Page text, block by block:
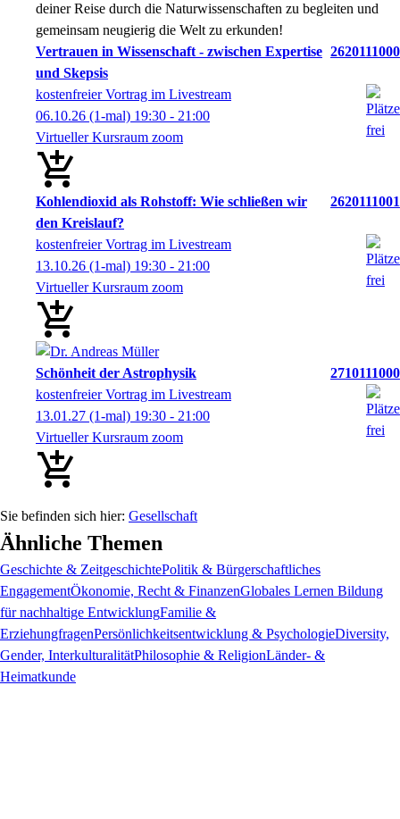
deiner Reise durch die Naturwissenschaften zu begleiten und
gemeinsam neugierig die Welt zu erkunden!
Vertrauen in Wissenschaft - zwischen Expertise
und Skepsis
2620111000
kostenfreier Vortrag im Livestream
06.10.26 (1-mal) 19:30 - 21:00
Virtueller Kursraum zoom
Kohlendioxid als Rohstoff: Wie schließen wir
den Kreislauf?
2620111001
kostenfreier Vortrag im Livestream
13.10.26 (1-mal) 19:30 - 21:00
Virtueller Kursraum zoom
Schönheit der Astrophysik
2710111000
kostenfreier Vortrag im Livestream
13.01.27 (1-mal) 19:30 - 21:00
Virtueller Kursraum zoom
Gesellschaft
Ähnliche Themen
Geschichte & ZeitgeschichtePolitik & Bürgerschaftliches
EngagementÖkonomie, Recht & FinanzenGlobales Lernen Bildung
für nachhaltige EntwicklungFamilie &
ErziehungfragenPersönlichkeitsentwicklung & PsychologieDiversity,
Gender, InterkulturalitätPhilosophie & ReligionLänder- &
Heimatkunde